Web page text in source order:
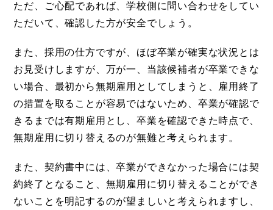
ただ、ご心配であれば、学校側に問い合わせをしてい
ただいて、確認した方が安全でしょう。
また、採用の仕方ですが、ほぼ卒業が確実な状況とは
お見受けしますが、万が一、当該候補者が卒業できな
い場合、最初から無期雇用としてしまうと、雇用終了
の措置を取ることが容易ではないため、卒業が確認で
きるまでは有期雇用とし、卒業を確認できた時点で、
無期雇用に切り替えるのが無難と考えられます。
また、契約書中には、卒業ができなかった場合には契
約終了となること、無期雇用に切り替えることができ
ないことを明記するのが望ましいと考えられますし、